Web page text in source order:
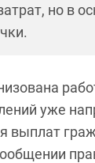
но в
уже
выплат